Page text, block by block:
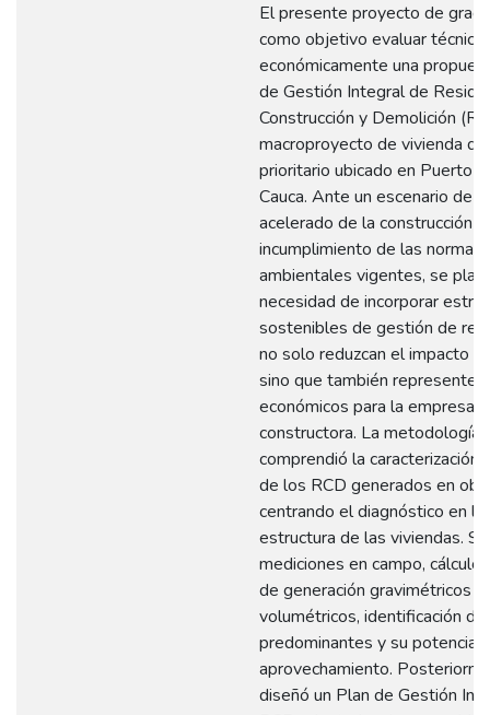
El presente proyecto de
como objetivo evaluar técnica
económicamente una
de Gestión Integral de
Construcción y Demolición
macroproyecto de vivienda
prioritario ubicado en Puerto
Cauca. Ante un escenario de
acelerado de la construcción
incumplimiento de las
ambientales vigentes, se
necesidad de incorporar
sostenibles de gestión de
no solo reduzcan el impacto
sino que también
económicos para la empresa
constructora. La metodología
comprendió la caracterización
de los RCD generados en
centrando el diagnóstico en
estructura de las viviendas.
mediciones en campo,
de generación gravimétricos y
volumétricos, identificación
predominantes y su potencial
aprovechamiento.
diseñó un Plan de Gestión